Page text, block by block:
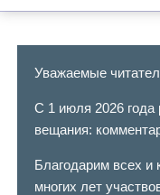
Уважаемые
С 1 июля 2026 года
вещания:
Благодарим всех и
многих лет